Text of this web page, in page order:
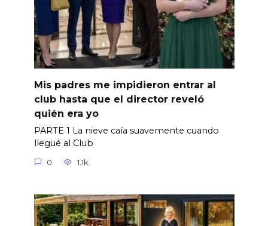
Mis padres me impidieron entrar al
club hasta que el director reveló
quién era yo
PARTE 1 La nieve caía suavemente cuando
llegué al Club
0 1.1k.